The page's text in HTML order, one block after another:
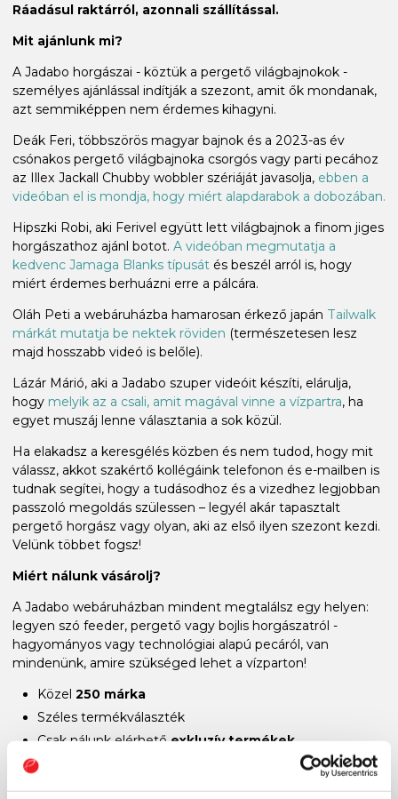
Ráadásul raktárról, azonnali szállítással.
Mit ajánlunk mi?
A Jadabo horgászai - köztük a pergető világbajnokok -
személyes ajánlással indítják a szezont, amit ők mondanak,
azt semmiképpen nem érdemes kihagyni.
Deák Feri, többszörös magyar bajnok és a 2023-as év
csónakos pergető világbajnoka csorgós vagy parti pecához
az Illex Jackall Chubby wobbler szériáját javasolja, ebben a
videóban el is mondja, hogy miért alapdarabok a dobozában.
Hipszki Robi, aki Ferivel együtt lett világbajnok a finom jiges
horgászathoz ajánl botot. A videóban megmutatja a
kedvenc Jamaga Blanks típusát és beszél arról is, hogy
miért érdemes berhuázni erre a pálcára.
Oláh Peti a webáruházba hamarosan érkező japán Tailwalk
márkát mutatja be nektek röviden (természetesen lesz
majd hosszabb videó is belőle).
Lázár Márió, aki a Jadabo szuper videóit készíti, elárulja,
hogy melyik az a csali, amit magával vinne a vízpartra, ha
egyet muszáj lenne választania a sok közül.
Ha elakadsz a keresgélés közben és nem tudod, hogy mit
válassz, akkot szakértő kollégáink telefonon és e-mailben is
tudnak segítei, hogy a tudásodhoz és a vizedhez legjobban
passzoló megoldás szülessen – legyél akár tapasztalt
pergető horgász vagy olyan, aki az első ilyen szezont kezdi.
Velünk többet fogsz!
Miért nálunk vásárolj?
A Jadabo webáruházban mindent megtalálsz egy helyen:
legyen szó feeder, pergető vagy bojlis horgászatról -
hagyományos vagy technológiai alapú pecáról, van
mindenünk, amire szükséged lehet a vízparton!
Közel 250 márka
Széles termékválaszték
Csak nálunk elérhetőexkluzív termékek
Rugalmas ügyintézés